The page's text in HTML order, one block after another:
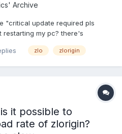
Archive
"critical update required pls
restarting my pc? there's
i use VPN and still happening lol,
zlo zlorigin
is it possible to
rate of zlorigin?